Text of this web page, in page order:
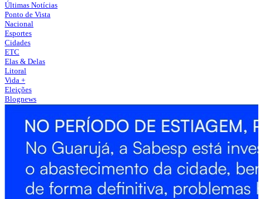
Últimas Notícias
Ponto de Vista
Nacional
Esportes
Cidades
ETC
Elas & Delas
Litoral
Vida +
Eleições
Blognews